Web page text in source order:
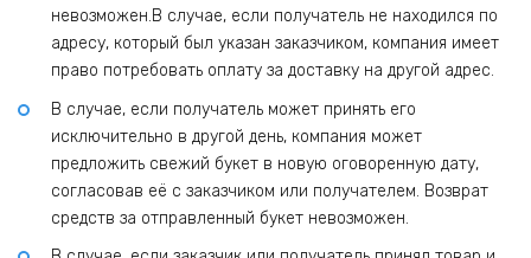
невозможен.В случае, если получатель не находился по
адресу, который был указан заказчиком, компания имеет
право потребовать оплату за доставку на другой адрес.
В случае, если получатель может принять его
исключительно в другой день, компания может
предложить свежий букет в новую оговоренную дату,
согласовав её с заказчиком или получателем. Возврат
средств за отправленный букет невозможен.